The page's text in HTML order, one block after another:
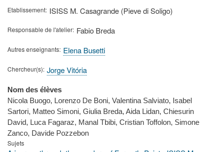
Etablissement ISISS M. Casagrande (Pieve di Soligo)
Responsable de l'atelier Fabio Breda
Autres enseignants Elena Busetti
Chercheur(s) Jorge Vitória
Nom des élèves
Nicola Buogo, Lorenzo De Boni, Valentina Salviato, Isabel
Sartori, Matteo Simoni, Giulia Breda, Aida Lidan, Chiesurin
David, Luca Fagaraz, Manal Tbibi, Cristian Toffolon, Simone
Zanco, Davide Pozzebon
Sujets